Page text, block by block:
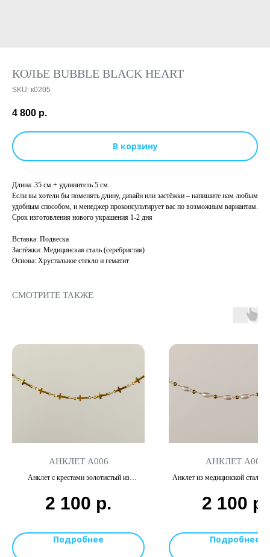
КОЛЬЕ BUBBLE BLACK HEART
SKU: к0205
4 800 р.
В корзину
Длина: 35 см + удлинитель 5 см.
Если вы хотели бы поменять длину, дизайн или застёжки – напишите нам любым
удобным способом, и менеджер проконсультирует вас по возможным вариантам.
Срок изготовления нового украшения 1-2 дня
Вставка: Подвеска
Застёжки: Медицинская сталь (серебристая)
Основа: Хрустальное стекло и гематит
СМОТРИТЕ ТАКЖЕ
АНКЛЕТ А006
Анклет с крестами золотистый из
2 100 р.
Подробнее
АНКЛЕТ А001
Анклет из медицинской стали с
2 100 р.
Подробнее